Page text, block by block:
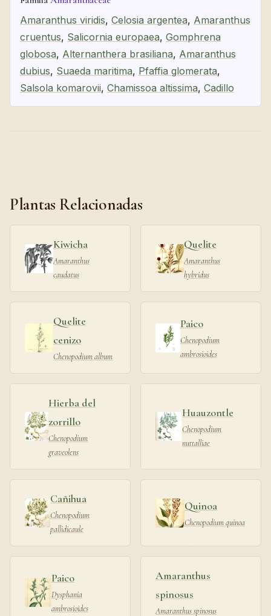
Amaranthus viridis, Celosia argentea, Amaranthus
cruentus, Salicornia europaea, Gomphrena
globosa, Alternanthera brasiliana, Amaranthus
dubius, Suaeda maritima, Pfaffia glomerata,
Salsola komarovii, Chamissoa altissima, Cadillo
Plantas Relacionadas
Kiwicha
Amaranthus
caudatus
Quelite
Amaranthus
hybridus
Quelite
cenizo
Chenopodium album
Paico
Chenopodium
ambrosioides
Hierba del
zorrillo
Chenopodium
graveolens
Huauzontle
Chenopodium
nuttalliae
Cañihua
Chenopodium
pallidicaule
Quinoa
Chenopodium quinoa
Paico
Dysphania
ambrosioides
Amaranthus
spinosus
Amaranthus spinosus